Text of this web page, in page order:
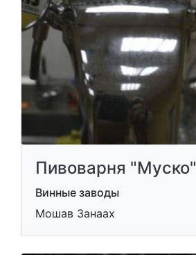
Пивоварня "Муско"
Винные заводы
Мошав Занаах